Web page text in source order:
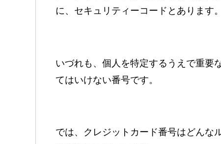
に、セキュリティーコードとあります。
いづれも、個人を特定するうえで重要
てはいけない番号です。
では、クレジットカード番号はどんな